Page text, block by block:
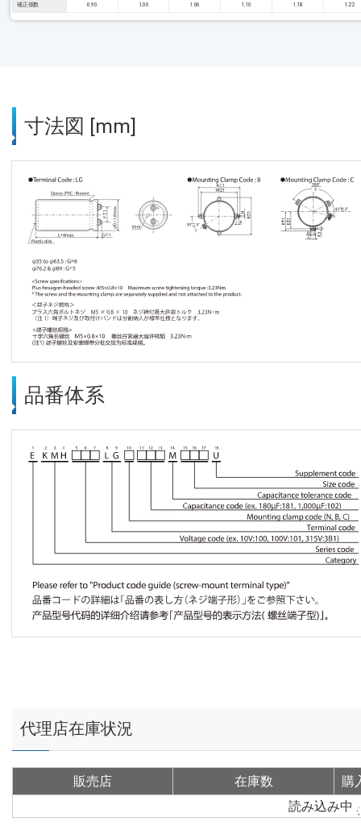
補正係数 0.90 1.00 1.06 1.10 1.18 1.22
寸法図 [mm]
品番体系
代理店在庫状況
販売店 在庫数
購
読み込み中